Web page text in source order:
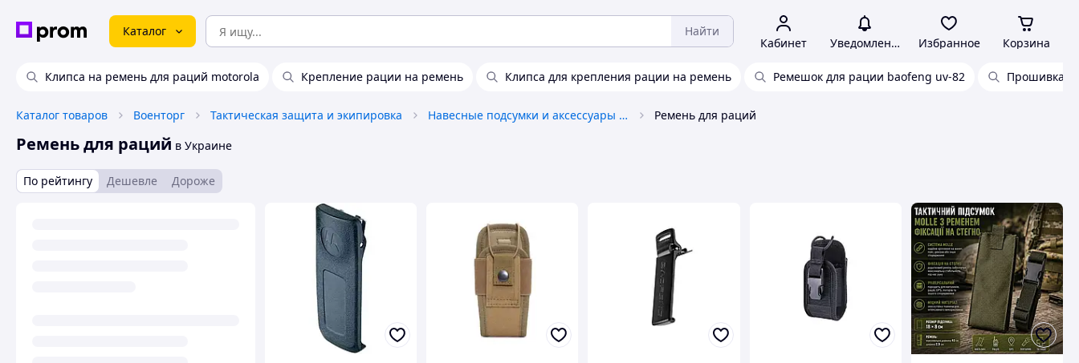
Каталог Найти
Кабинет Уведомления Избранное Корзина
Клипса на ремень для раций motorola Крепление рации на ремень Клипса для крепления рации на ремень Ремешок для рации baofeng uv-82 Прошивка
Каталог товаров Военторг Тактическая защита и экипировка Навесные подсумки и аксессуары к ним Ремень для раций
Ремень для раций в Украине
По рейтингу Дешевле Дороже